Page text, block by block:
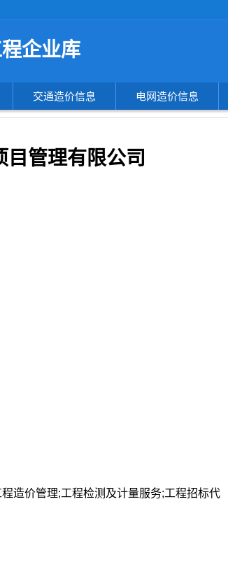
企业库
信
息
交通造价信息 电网造价信息
管理有限公司
造价管理;工程检测及计量服务;工程招标代